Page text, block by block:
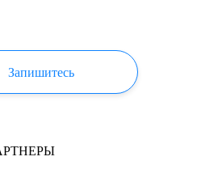
Запишитесь